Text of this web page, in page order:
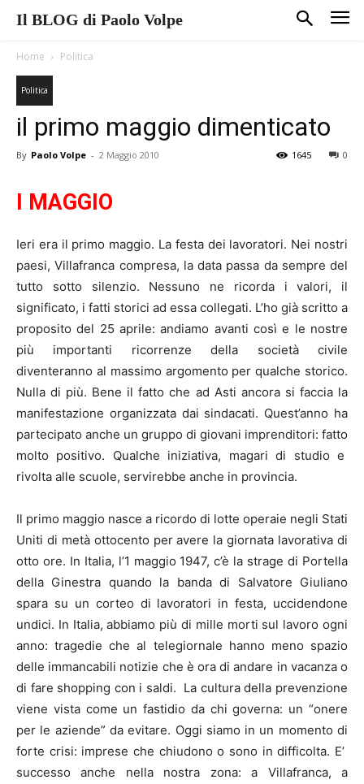
Il BLOG di Paolo Volpe
Home Politica
Politica
il primo maggio dimenticato
By Paolo Volpe - 2 Maggio 2010 0
1645
I MAGGIO
Ieri era il primo maggio. La festa dei lavoratori. Nei nostri
paesi, Villafranca compresa, la data passa da sempre del
tutto sotto silenzio. Nessuno ne ricorda i valori, il
significato, i fatti storici ad essa collegati. L’ho già scritto a
proposito del 25 aprile: andiamo avanti così e le nostre
più importanti ricorrenze della società civile
diventeranno al massimo argomento per qualche storico.
Nulla di più. Bene il fatto che ad Asti ancora si faccia la
manifestazione organizzata dai sindacati. Quest’anno ha
partecipato anche un gruppo di giovani imprenditori: fatto
molto positivo. Qualche iniziativa, magari di studio e
rivolta alle scuole, servirebbe anche in provincia.
Il primo maggio nasce a ricordo di lotte operaie negli Stati
Uniti di metà ottocento per avere la giornata lavorativa di
otto ore. In Italia, l’1 maggio 1947, c’è la strage di Portella
della Ginestra quando la banda di Salvatore Giuliano
spara su un corteo di lavoratori in festa, uccidendone
undici. In Italia, abbiamo più di mille morti sul lavoro ogni
anno: tragedie che al telegiornale hanno meno spazio
delle immancabili notizie che è ora di andare in vacanza o
di fare shopping con i saldi. La cultura della prevenzione
viene vista come un fastidio da chi governa: un “onere
per le aziende” da evitare. Oggi siamo in un momento di
forte crisi: imprese che chiudono o sono in difficolta. E’
successo anche nella nostra zona: a Villafranca, a